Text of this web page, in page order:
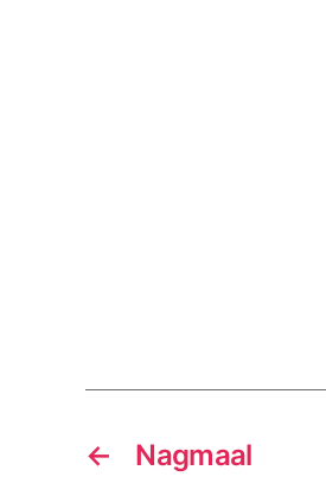
← Nagmaal